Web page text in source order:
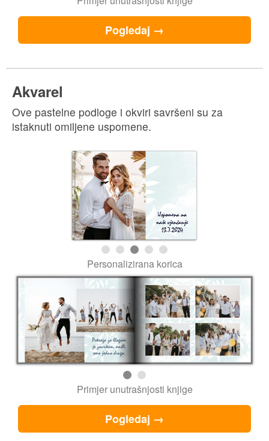
Pogledaj →
Akvarel
Ove pastelne podloge i okviri savršeni su za
istaknuti omiljene uspomene.
Personalizirana korica
Primjer unutrašnjosti knjige
Pogledaj →